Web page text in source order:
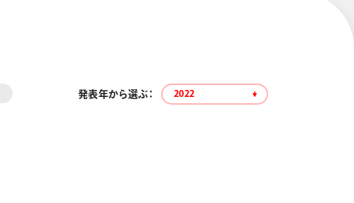
発表年から選ぶ： 2022